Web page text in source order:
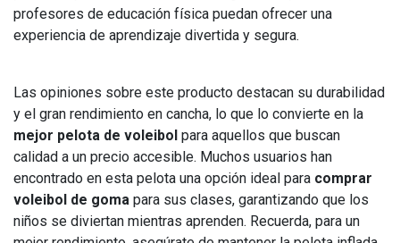
profesores de educación física puedan ofrecer una
experiencia de aprendizaje divertida y segura.
Las opiniones sobre este producto destacan su durabilidad
y el gran rendimiento en cancha, lo que lo convierte en la
mejor pelota de voleibol para aquellos que buscan
calidad a un precio accesible. Muchos usuarios han
encontrado en esta pelota una opción ideal para comprar
voleibol de goma para sus clases, garantizando que los
niños se diviertan mientras aprenden. Recuerda, para un